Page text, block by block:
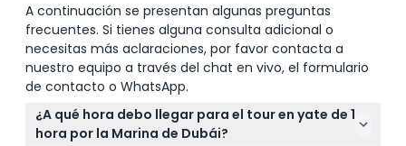
A continuación se presentan algunas preguntas
frecuentes. Si tienes alguna consulta adicional o
necesitas más aclaraciones, por favor contacta a
nuestro equipo a través del chat en vivo, el formulario
de contacto o WhatsApp.
¿A qué hora debo llegar para el tour en yate de 1
hora por la Marina de Dubái?